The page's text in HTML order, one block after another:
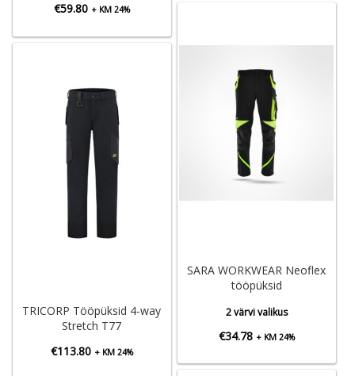
€59.80 + KM 24%
SARA WORKWEAR Neoflex
tööpüksid
2 värvi valikus
€34.78 + KM 24%
TRICORP Tööpüksid 4-way
Stretch T77
€113.80 + KM 24%